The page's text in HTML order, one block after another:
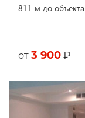
811 м до объекта
от 3 900 ₽